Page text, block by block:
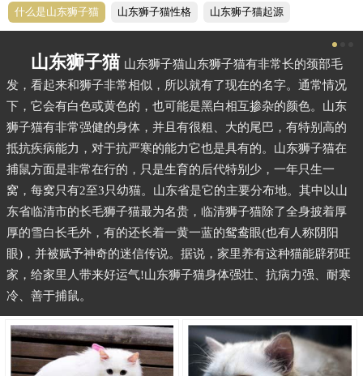
什么是山东狮子猫 山东狮子猫性格 山东狮子猫起源
山东狮子猫 山东狮子猫山东狮子猫有非常长的颈部毛
发，看起来和狮子非常相似，所以就有了现在的名字。通常情况
下，它会有白色或黄色的，也可能是黑白相互掺杂的颜色。山东
狮子猫有非常强健的身体，并且有很粗、大的尾巴，有特别高的
抵抗疾病能力，对于抗严寒的能力它也是具有的。山东狮子猫在
捕鼠方面是非常在行的，只是生育的后代特别少，一年只生一
窝，每窝只有2至3只幼猫。山东省是它的主要分布地。其中以山
东省临清市的长毛狮子猫最为名贵，临清狮子猫除了全身披着厚
厚的雪白长毛外，有的还长着一黄一蓝的鸳鸯眼(也有人称阴阳
眼)，并被赋予神奇的迷信传说。据说，家里养有这种猫能辟邪旺
家，给家里人带来好运气!山东狮子猫身体强壮、抗病力强、耐寒
冷、善于捕鼠。